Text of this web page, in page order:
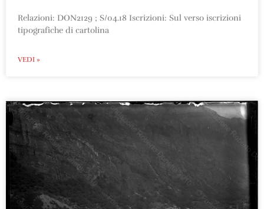
Relazioni: DON2129 ; S/04.18 Iscrizioni: Sul verso iscrizioni
tipografiche di cartolina
VEDI »